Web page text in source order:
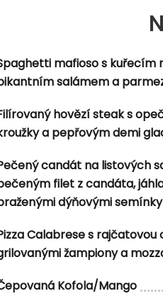
krůtím masem, ořechy,
kyselá okurka,
cibulí, vajíčkem,
mafioso s kuřecím
salámem a
hovězí steak s
a pepřovým demi
candát na listových
filet z candáta,
dýňovými
Calabrese s rajčatovou
žampiony a
Kofola/Mango